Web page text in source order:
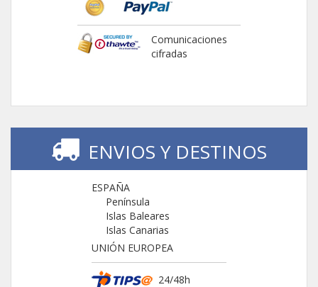
Comunicaciones
cifradas
ENVIOS Y DESTINOS
ESPAÑA
Península
Islas Baleares
Islas Canarias
UNIÓN EUROPEA
24/48h